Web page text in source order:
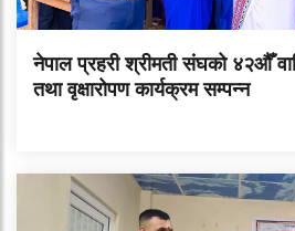
नेपाल प्रहरी श्रीमती संघको ४२औँ
तथा वृक्षारोपण कार्यक्रम सम्पन्न